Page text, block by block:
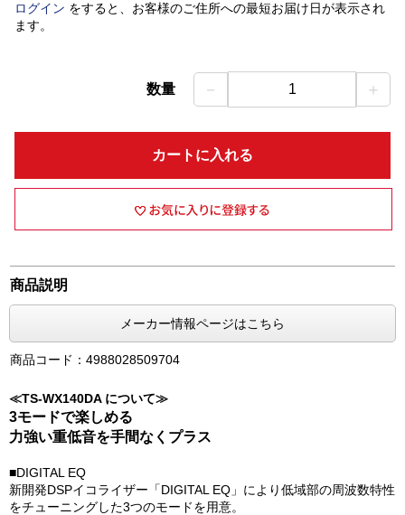
ログイン をすると、お客様のご住所への最短お届け日が表示され
ます。
数量 － 1 ＋
カートに入れる
商品説明
メーカー情報ページはこちら
商品コード：4988028509704
≪TS-WX140DA について≫
3モードで楽しめる
力強い重低音を手間なくプラス
■DIGITAL EQ
新開発DSPイコライザー「DIGITAL EQ」により低域部の周波数特性
をチューニングした3つのモードを用意。